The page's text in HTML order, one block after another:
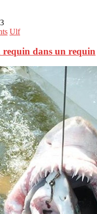
Ulf
requin dans un requin